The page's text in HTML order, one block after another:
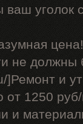
ваш уголок
не
]Ремонт и
от 1250
и